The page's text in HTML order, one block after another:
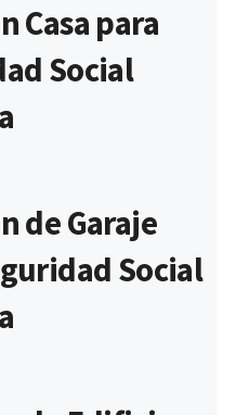
Casa para
Social
de Garaje
Social